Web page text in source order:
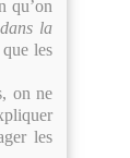
qu’on
la
les
on ne
les